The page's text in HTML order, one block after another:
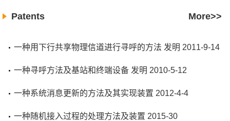
Patents More>>
一种用下行共享物理信道进行寻呼的方法 发明 2011-9-14
一种寻呼方法及基站和终端设备 发明 2010-5-12
一种系统消息更新的方法及其实现装置 2012-4-4
一种随机接入过程的处理方法及装置 2015-30